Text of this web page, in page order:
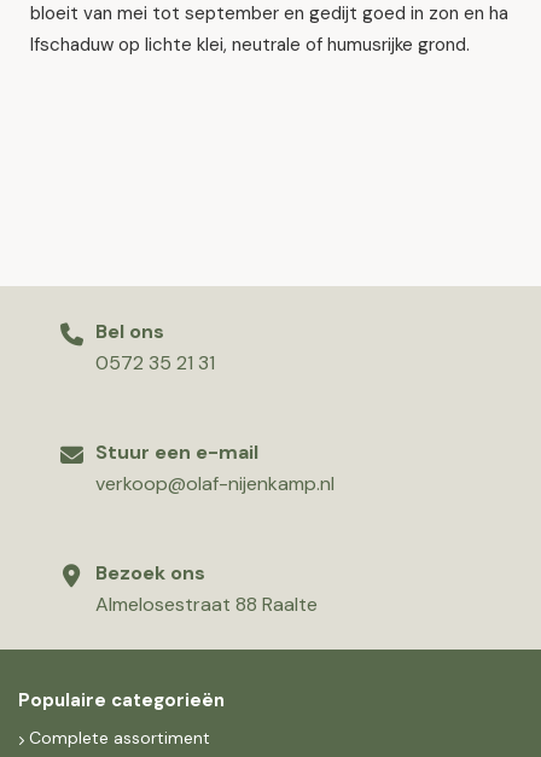
bloeit van mei tot september en gedijt goed in zon en ha
lfschaduw op lichte klei, neutrale of humusrijke grond.
Bel ons
0572 35 21 31
Stuur een e-mail
verkoop@olaf-nijenkamp.nl
Bezoek ons
Almelosestraat 88 Raalte
Populaire categorieën
Complete assortiment